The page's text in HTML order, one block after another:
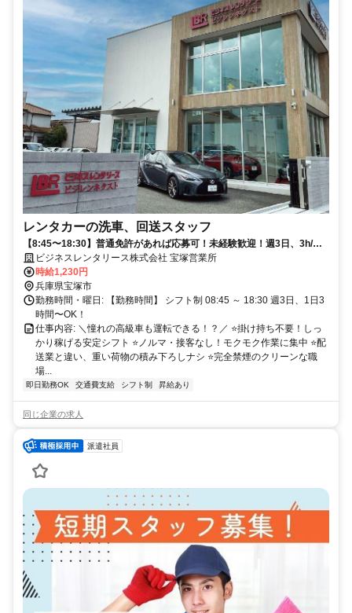
レンタカーの洗車、回送スタッフ
【8:45〜18:30】普通免許があれば応募可！未経験歓迎！週3日、3h/
日〜OK！レンタカー社割あり！重荷物の積み下ろしナシ！
ビジネスレンタリース株式会社 宝塚営業所
時給1,230円
兵庫県宝塚市
勤務時間・曜日: 【勤務時間】 シフト制 08:45 ～ 18:30 週3日、1日3
時間〜OK！
仕事内容: ＼憧れの高級車も運転できる！？／ ⭐掛け持ち不要！しっ
かり稼げる安定シフト ⭐ノルマ・接客なし！モクモク作業に集中 ⭐配
送業と違い、重い荷物の積み下ろしナシ ⭐完全禁煙のクリーンな職
場...
即日勤務OK 交通費支給 シフト制 昇給あり
同じ企業の求人
派遣社員